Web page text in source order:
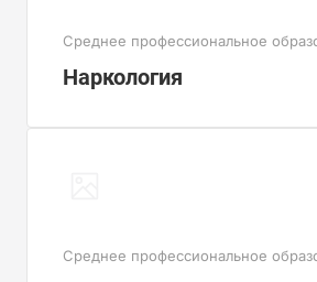
Cреднее профессиональное
Наркология
Cреднее профессиональное